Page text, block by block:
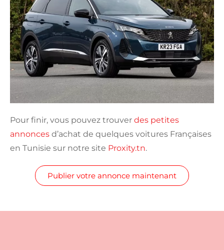
Pour finir, vous pouvez trouver des petites
annonces d’achat de quelques voitures Françaises
en Tunisie sur notre site Proxity.tn.
Publier votre annonce maintenant